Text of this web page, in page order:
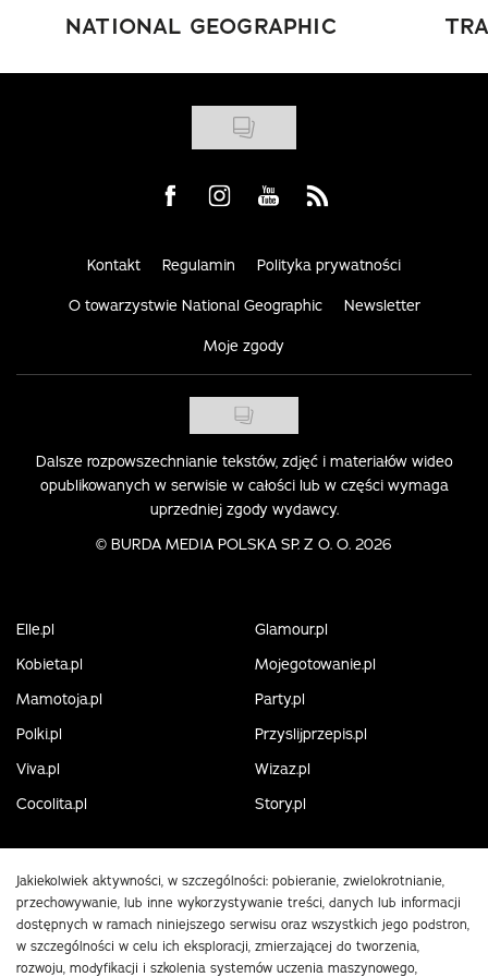
NATIONAL GEOGRAPHIC
Visit us on Facebook
Visit us on Instagram
Visit us on Youtube
Visit us on Rss
Kontakt Regulamin Polityka prywatności
O towarzystwie National Geographic Newsletter
Moje zgody
Dalsze rozpowszechnianie tekstów, zdjęć i materiałów wideo
opublikowanych w serwisie w całości lub w części wymaga
uprzedniej zgody wydawcy.
© BURDA MEDIA POLSKA SP. Z O. O. 2026
Elle.pl
Glamour.pl
Kobieta.pl
Mojegotowanie.pl
Mamotoja.pl
Party.pl
Polki.pl
Przyslijprzepis.pl
Viva.pl
Wizaz.pl
Cocolita.pl
Story.pl
Jakiekolwiek aktywności, w szczególności: pobieranie, zwielokrotnianie,
przechowywanie, lub inne wykorzystywanie treści, danych lub informacji
dostępnych w ramach niniejszego serwisu oraz wszystkich jego podstron,
w szczególności w celu ich eksploracji, zmierzającej do tworzenia,
rozwoju, modyfikacji i szkolenia systemów uczenia maszynowego,